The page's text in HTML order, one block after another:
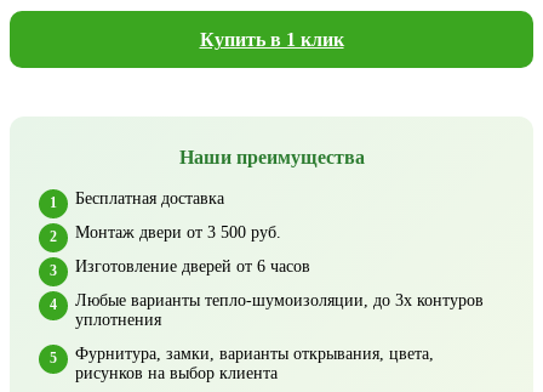
Купить в 1 клик
Наши преимущества
Бесплатная доставка
Монтаж двери от 3 500 руб.
Изготовление дверей от 6 часов
Любые варианты тепло-шумоизоляции, до 3х контуров
уплотнения
Фурнитура, замки, варианты открывания, цвета,
рисунков на выбор клиента